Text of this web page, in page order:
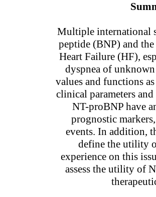
Multiple international
peptide (BNP) and
Heart Failure (HF),
dyspnea of
values and functions
clinical parameters
NT-proBNP have
prognostic
events. In addition,
define the utility
experience on this
assess the utility of